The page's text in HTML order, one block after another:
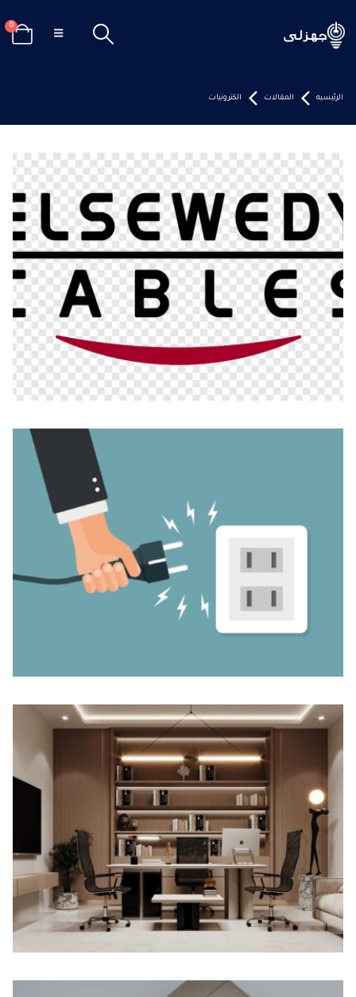
0
الرئيسيه المقالات الكترونيات